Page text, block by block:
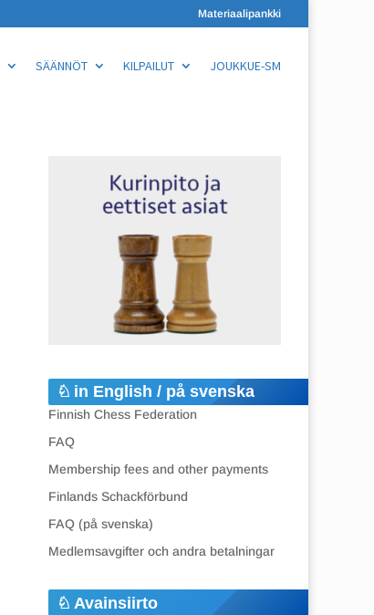
Materiaalipankki
SÄÄNNÖT KILPAILUT JOUKKUE-SM
in English / på svenska
Finnish Chess Federation
FAQ
Membership fees and other payments
Finlands Schackförbund
FAQ (på svenska)
Medlemsavgifter och andra betalningar
Avainsiirto